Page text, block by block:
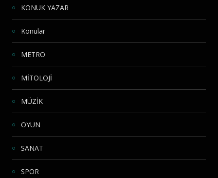
KONUK YAZAR
Konular
METRO
MİTOLOJİ
MÜZİK
OYUN
SANAT
SPOR